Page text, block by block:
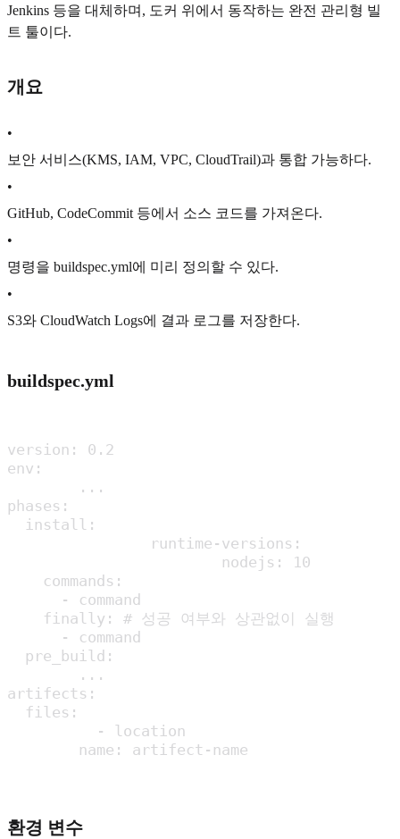
Jenkins 등을 대체하며, 도커 위에서 동작하는 완전 관리형 빌
트 툴이다.
개요
•
보안 서비스(KMS, IAM, VPC, CloudTrail)과 통합 가능하다.
•
GitHub, CodeCommit 등에서 소스 코드를 가져온다.
•
명령을 buildspec.yml에 미리 정의할 수 있다.
•
S3와 CloudWatch Logs에 결과 로그를 저장한다.
buildspec.yml
version: 0.2
env:
phases:
  install:
    commands:
      - command
    finally: # 성공 여부와 상관없이 실행
      - command
  pre_build:
artifects:
  files:
	name: artifect-name
환경 변수